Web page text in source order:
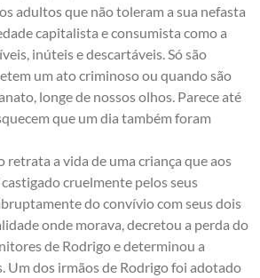
adultos que não toleram a sua nefasta
capitalista e consumista como a
inúteis e descartáveis. Só são
um ato criminoso ou quando são
longe de nossos olhos. Parece até
que um dia também foram
retrata a vida de uma criança que aos
cruelmente pelos seus
do convívio com seus dois
onde morava, decretou a perda do
de Rodrigo e determinou a
Um dos irmãos de Rodrigo foi adotado